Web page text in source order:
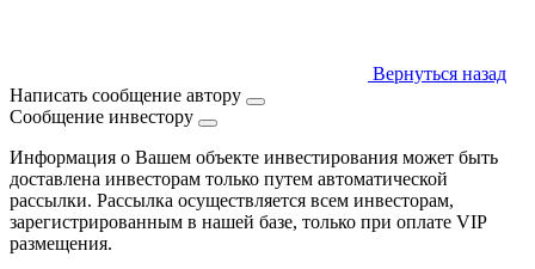
Вернуться назад
Написать сообщение автору
Сообщение инвестору
Информация о Вашем объекте инвестирования может быть
доставлена инвесторам только путем автоматической
рассылки. Рассылка осуществляется всем инвесторам,
зарегистрированным в нашей базе, только при оплате VIP
размещения.